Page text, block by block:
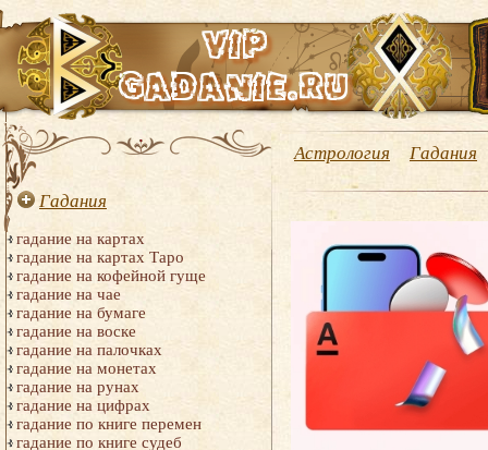
Гадания
гадание на картах
гадание на картах Таро
гадание на кофейной гуще
гадание на чае
гадание на бумаге
гадание на воске
гадание на палочках
гадание на монетах
гадание на рунах
гадание на цифрах
гадание по книге перемен
гадание по книге судеб
Астрология Гадания